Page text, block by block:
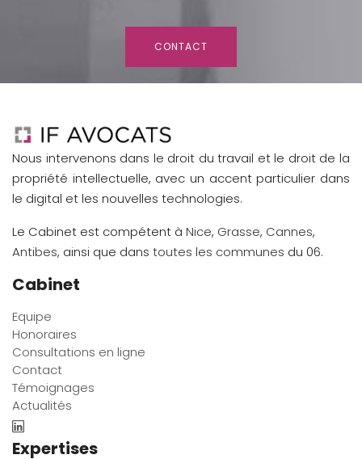
CONTACT
Nous intervenons dans le droit du travail et le droit de la
propriété intellectuelle, avec un accent particulier dans
le digital et les nouvelles technologies.
Le Cabinet est compétent à Nice, Grasse, Cannes,
Antibes, ainsi que dans toutes les communes du 06.
Cabinet
Equipe
Honoraires
Consultations en ligne
Contact
Témoignages
Actualités
Expertises